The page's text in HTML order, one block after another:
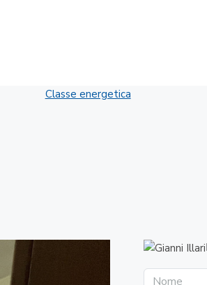
Classe energetica